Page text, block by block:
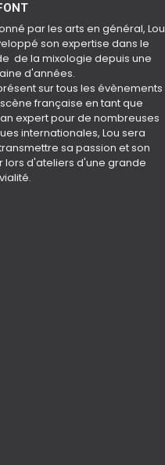
par les arts en général, Lou
son expertise dans le
de la mixologie depuis une
d'années.
sur tous les évènements
française en tant que
expert pour de nombreuses
internationales, Lou sera
sa passion et son
lors d'ateliers d'une grande